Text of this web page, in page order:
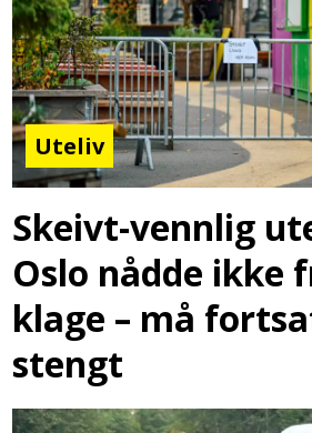
Uteliv
Skeivt-vennlig
Oslo nådde ikke
klage – må
stengt